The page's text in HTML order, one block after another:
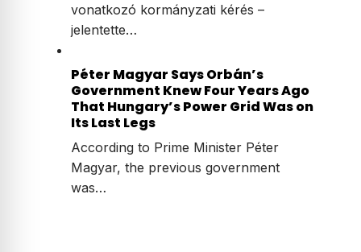
vonatkozó kormányzati kérés –
jelentette…
Péter Magyar Says Orbán’s
Government Knew Four Years Ago
That Hungary’s Power Grid Was on
Its Last Legs
According to Prime Minister Péter
Magyar, the previous government
was…